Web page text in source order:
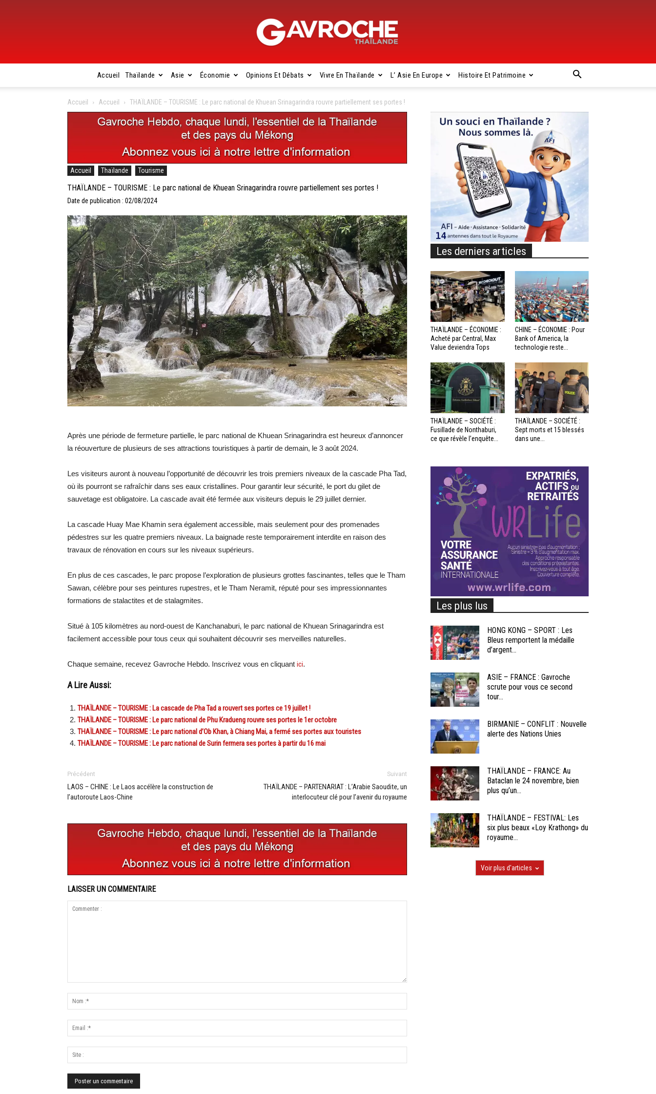
Gavroche
Accueil Thaïlande Asie Économie Opinions Et Débats Vivre En Thaïlande L’ Asie En Europe Histoire Et Patrimoine
Accueil Accueil THAÏLANDE – TOURISME : Le parc national de Khuean Srinagarindra rouvre partiellement ses portes !
Accueil Thaïlande Tourisme
THAÏLANDE – TOURISME : Le parc national de Khuean Srinagarindra rouvre partiellement ses portes !
Date de publication : 02/08/2024
Après une période de fermeture partielle, le parc national de Khuean Srinagarindra est heureux d’annoncer
la réouverture de plusieurs de ses attractions touristiques à partir de demain, le 3 août 2024.
Les visiteurs auront à nouveau l’opportunité de découvrir les trois premiers niveaux de la cascade Pha Tad,
où ils pourront se rafraîchir dans ses eaux cristallines. Pour garantir leur sécurité, le port du gilet de
sauvetage est obligatoire. La cascade avait été fermée aux visiteurs depuis le 29 juillet dernier.
La cascade Huay Mae Khamin sera également accessible, mais seulement pour des promenades
pédestres sur les quatre premiers niveaux. La baignade reste temporairement interdite en raison des
travaux de rénovation en cours sur les niveaux supérieurs.
En plus de ces cascades, le parc propose l’exploration de plusieurs grottes fascinantes, telles que le Tham
Sawan, célèbre pour ses peintures rupestres, et le Tham Neramit, réputé pour ses impressionnantes
formations de stalactites et de stalagmites.
Situé à 105 kilomètres au nord-ouest de Kanchanaburi, le parc national de Khuean Srinagarindra est
facilement accessible pour tous ceux qui souhaitent découvrir ses merveilles naturelles.
Chaque semaine, recevez Gavroche Hebdo. Inscrivez vous en cliquant ici.
A Lire Aussi:
THAÏLANDE – TOURISME : La cascade de Pha Tad a rouvert ses portes ce 19 juillet !
THAÏLANDE – TOURISME : Le parc national de Phu Kradueng rouvre ses portes le 1er octobre
THAÏLANDE – TOURISME : Le parc national d’Ob Khan, à Chiang Mai, a fermé ses portes aux touristes
THAÏLANDE – TOURISME : Le parc national de Surin fermera ses portes à partir du 16 mai
Précédent
LAOS – CHINE : Le Laos accélère la construction de
l’autoroute Laos-Chine
Suivant
THAÏLANDE – PARTENARIAT : L’Arabie Saoudite, un
interlocuteur clé pour l’avenir du royaume
LAISSER UN COMMENTAIRE
Les derniers articles
THAÏLANDE – ÉCONOMIE :
Acheté par Central, Max
Value deviendra Tops
CHINE – ÉCONOMIE : Pour
Bank of America, la
technologie reste...
THAÏLANDE – SOCIÉTÉ :
Fusillade de Nonthaburi,
ce que révèle l’enquête...
THAÏLANDE – SOCIÉTÉ :
Sept morts et 15 blessés
dans une...
Les plus lus
HONG KONG – SPORT : Les
Bleus remportent la médaille
d’argent...
ASIE – FRANCE : Gavroche
scrute pour vous ce second
tour...
BIRMANIE – CONFLIT : Nouvelle
alerte des Nations Unies
THAÏLANDE – FRANCE: Au
Bataclan le 24 novembre, bien
plus qu’un...
THAÏLANDE – FESTIVAL: Les
six plus beaux «Loy Krathong» du
royaume...
Voir plus d'articles